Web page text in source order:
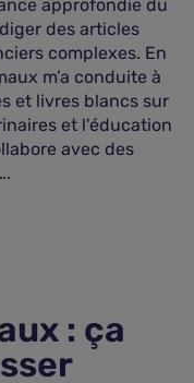
approfondie du
des articles
complexes. En
m’a conduite à
et livres blancs sur
et l'éducation
avec des
: ça